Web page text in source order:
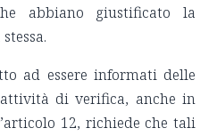
abbiano giustificato la
ad essere informati delle
di verifica, anche in
12, richiede che tali